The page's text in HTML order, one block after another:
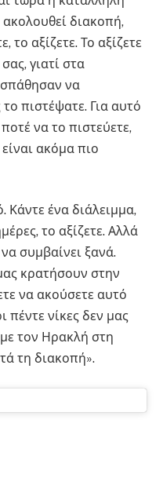
διακοπή,
το αξίζετε. Το αξίζετε
γιατί στα
να
πιστέψατε. Για αυτό
να το πιστεύετε,
ακόμα πιο
ένα διάλειμμα,
το αξίζετε. Αλλά
συμβαίνει ξανά.
κρατήσουν στην
να ακούσετε αυτό
πέντε νίκες δεν μας
τον Ηρακλή στη
τη διακοπή».